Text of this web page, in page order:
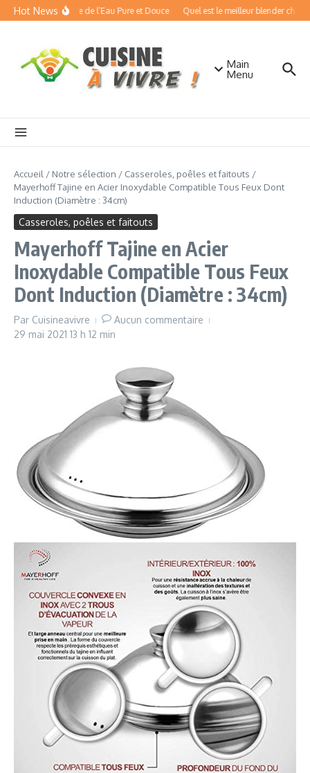
Aller au contenu
Hot News
d’Eau : Boire de l’Eau Pure et Douce Quel est le meilleur blender
Main
Menu
Accueil / Notre sélection / Casseroles, poêles et faitouts /
Mayerhoff Tajine en Acier Inoxydable Compatible Tous Feux Dont
Induction (Diamètre : 34cm)
Casseroles, poêles et faitouts
Mayerhoff Tajine en Acier
Inoxydable Compatible Tous Feux
Dont Induction (Diamètre : 34cm)
Par Cuisineavivre
Aucun commentaire
29 mai 2021 13 h 12 min